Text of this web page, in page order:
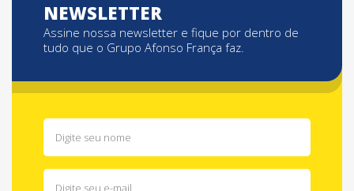
NEWSLETTER
Assine nossa newsletter e fique por dentro de
tudo que o Grupo Afonso França faz.